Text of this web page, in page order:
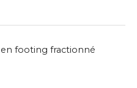
footing fractionné